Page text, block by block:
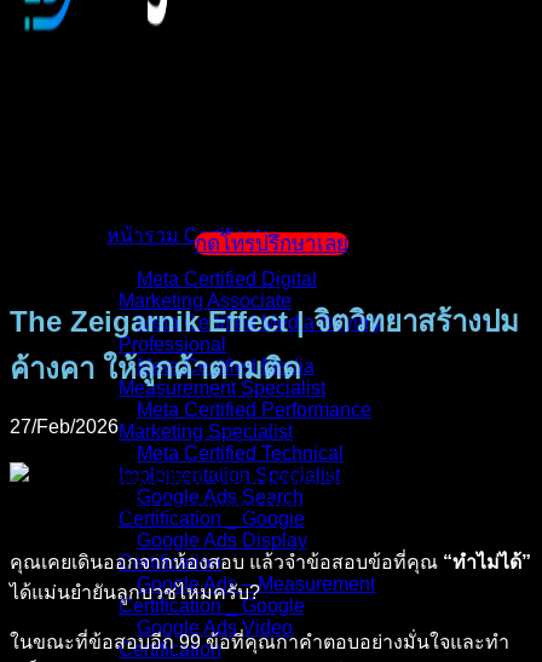
หน้ารวม Certificate
Meta Certified Digital
Marketing Associate
Meta Certified Media Buying
Professional
Meta Certified Media
Measurement Specialist
Meta Certified Performance
Marketing Specialist
Meta Certified Technical
Implementation Specialist
Google Ads Search
Certification _ Google
Google Ads Display
Certification
Google Ads – Measurement
Certification _ Google
Google Ads Video
Certification
กดโทรปรึกษาเลย
The Zeigarnik Effect | จิตวิทยาสร้างปม
ค้างคา ให้ลูกค้าตามติด
27/Feb/2026
คุณเคยเดินออกจากห้องสอบ แล้วจำข้อสอบข้อที่คุณ “ทำไม่ได้”
ได้แม่นยำยันลูกบวชไหมครับ?
ในขณะที่ข้อสอบอีก 99 ข้อที่คุณกาคำตอบอย่างมั่นใจและทำ